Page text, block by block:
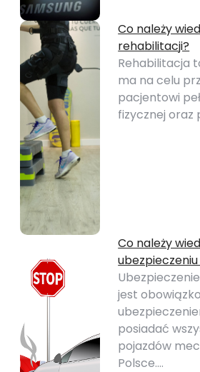
Co należy
rehabilitacji?
Rehabilitacja
ma na celu
pacjentowi
fizycznej oraz
Co należy
jest
posiadać
pojazdów
Polsce.…